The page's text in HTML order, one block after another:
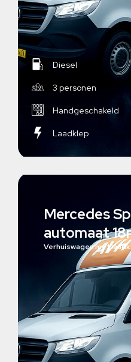
Diesel
3 personen
Handgeschakeld
Laadklep
Mercedes
automaat
Verhuiswagen met